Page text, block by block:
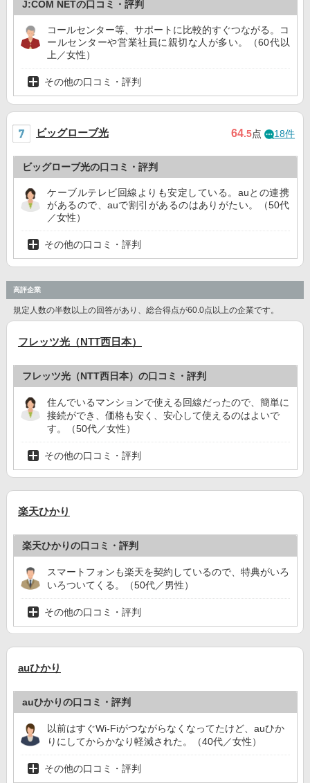
J:COM NETの口コミ・評判
コールセンター等、サポートに比較的すぐつながる。コ
ールセンターや営業社員に親切な人が多い。（60代以
上／女性）
その他の口コミ・評判
ビッグローブ光 64.5点 18件
ビッグローブ光の口コミ・評判
ケーブルテレビ回線よりも安定している。auとの連携
があるので、auで割引があるのはありがたい。（50代
／女性）
その他の口コミ・評判
高評企業
規定人数の半数以上の回答があり、総合得点が60.0点以上の企業です。
フレッツ光（NTT西日本）
フレッツ光（NTT西日本）の口コミ・評判
住んでいるマンションで使える回線だったので、簡単に
接続ができ、価格も安く、安心して使えるのはよいで
す。（50代／女性）
その他の口コミ・評判
楽天ひかり
楽天ひかりの口コミ・評判
スマートフォンも楽天を契約しているので、特典がいろ
いろついてくる。（50代／男性）
その他の口コミ・評判
auひかり
auひかりの口コミ・評判
以前はすぐWi-Fiがつながらなくなってたけど、auひか
りにしてからかなり軽減された。（40代／女性）
その他の口コミ・評判